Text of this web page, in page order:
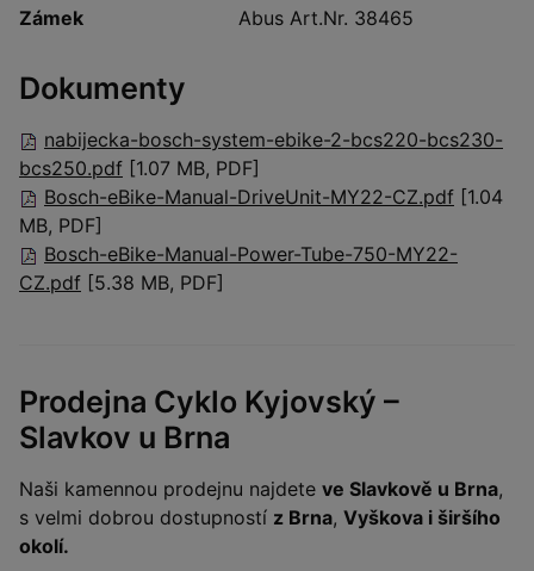
Zámek Abus Art.Nr. 38465
Dokumenty
nabijecka-bosch-system-ebike-2-bcs220-bcs230-
bcs250.pdf [1.07 MB, PDF]
Bosch-eBike-Manual-DriveUnit-MY22-CZ.pdf [1.04
MB, PDF]
Bosch-eBike-Manual-Power-Tube-750-MY22-
CZ.pdf [5.38 MB, PDF]
Prodejna Cyklo Kyjovský –
Slavkov u Brna
Naši kamennou prodejnu najdete ve Slavkově u Brna,
s velmi dobrou dostupností z Brna, Vyškova i širšího
okolí.